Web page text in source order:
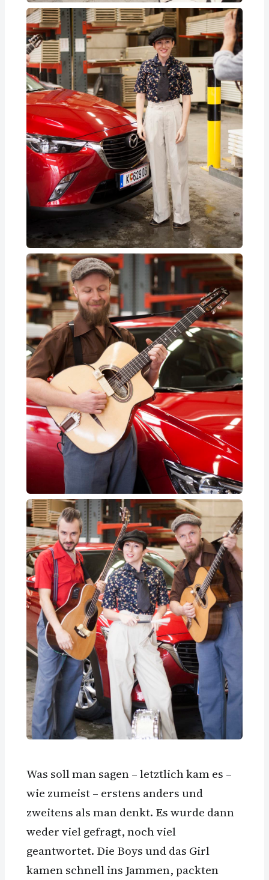
Was soll man sagen – letztlich kam es –
wie zumeist – erstens anders und
zweitens als man denkt. Es wurde dann
weder viel gefragt, noch viel
geantwortet. Die Boys und das Girl
kamen schnell ins Jammen, packten